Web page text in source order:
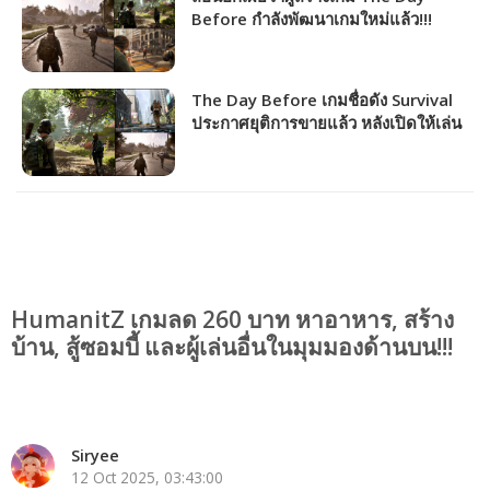
Before กำลังพัฒนาเกมใหม่แล้ว!!!
The Day Before เกมชื่อดัง Survival
ประกาศยุติการขายแล้ว หลังเปิดให้เล่น
HumanitZ เกมลด 260 บาท หาอาหาร, สร้าง
บ้าน, สู้ซอมบี้ และผู้เล่นอื่นในมุมมองด้านบน!!!
Siryee
12 Oct 2025, 03:43:00